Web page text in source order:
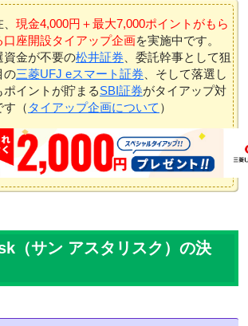
現金4,000円＋最大7,000ポイントがもら
口座開設タイアップ企画を実施中です。
資金が不要の松井証券 、委託幹事として狙
の三菱UFJ eスマート証券 、そして落選し
ポイントが貯まるSBI証券がタイアップ対
す（ タイアップ企画について ）
（サン アスタリスク）の決